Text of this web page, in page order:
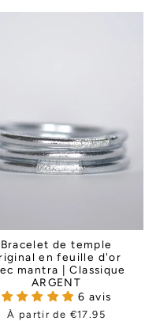
Bracelet de temple
en feuille d'or
mantra | Classique
ARGENT
6 avis
À partir de €17.95